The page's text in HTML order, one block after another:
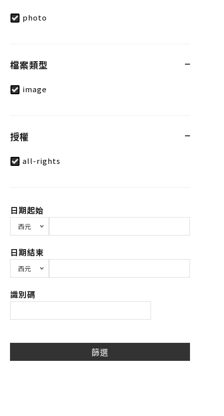
photo
檔案類型
image
授權
all-rights
日期起始
日期結束
識別碼